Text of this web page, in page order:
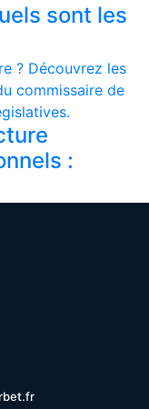
sont les
: